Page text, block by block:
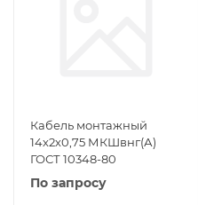
Кабель монтажный
14х2х0,75 МКШвнг(А)
ГОСТ 10348-80
По запросу